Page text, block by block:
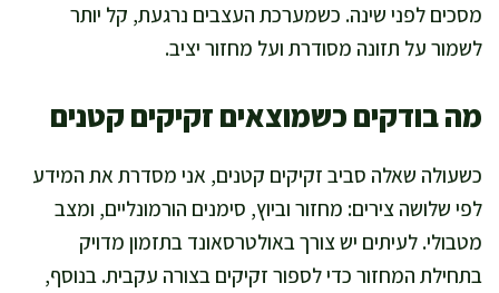
מסכים לפני שינה. כשמערכת העצבים נרגעת, קל יותר
לשמור על תזונה מסודרת ועל מחזור יציב.
מה בודקים כשמוצאים זקיקים קטנים
כשעולה שאלה סביב זקיקים קטנים, אני מסדרת את המידע
לפי שלושה צירים: מחזור וביוץ, סימנים הורמונליים, ומצב
מטבולי. לעיתים יש צורך באולטרסאונד בתזמון מדויק
בתחילת המחזור כדי לספור זקיקים בצורה עקבית. בנוסף,